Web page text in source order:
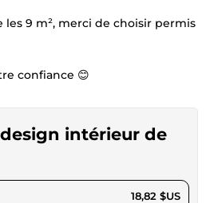
les 9 m², merci de choisir permis
confiance 😊
intérieur de
17,34 $US 18,82 $US